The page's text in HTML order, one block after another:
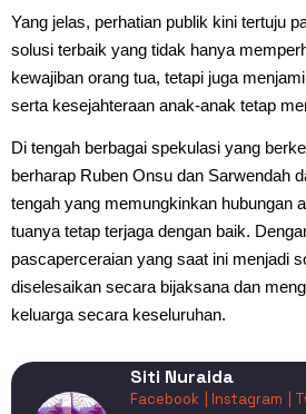
Yang jelas, perhatian publik kini tertuju
solusi terbaik yang tidak hanya
kewajiban orang tua, tetapi juga
serta kesejahteraan anak-anak tetap
Di tengah berbagai spekulasi yang
berharap Ruben Onsu dan Sarwendah
tengah yang memungkinkan hubungan
tuanya tetap terjaga dengan baik.
pascaperceraian yang saat ini menjadi
diselesaikan secara bijaksana dan
keluarga secara keseluruhan.
Siti Nuraida
Facebook | Instagram
|